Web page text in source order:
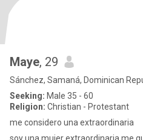
Maye, 29
Sánchez, Samaná, Dominican
Seeking: Male 35 - 60
Religion: Christian - Protestant
me considero una extraordinaria